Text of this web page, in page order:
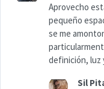
Aprovecho
pequeño
se me
definición, luz
Sil